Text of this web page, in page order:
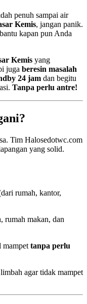
penuh sampai air
Kemis, jangan panik.
kapan pun Anda
Kemis yang
juga beresin masalah
24 jam dan begitu
Tanpa perlu antre!
Tim Halosedotwc.com
yang solid.
rumah, kantor,
rumah makan, dan
mampet tanpa perlu
agar tidak mampet